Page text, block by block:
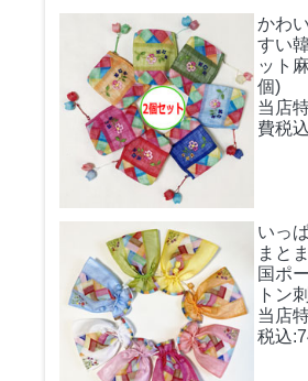
かわ
すい
ット
個)
当店
費税
いっ
まと
国ポ
トン
当店
税込